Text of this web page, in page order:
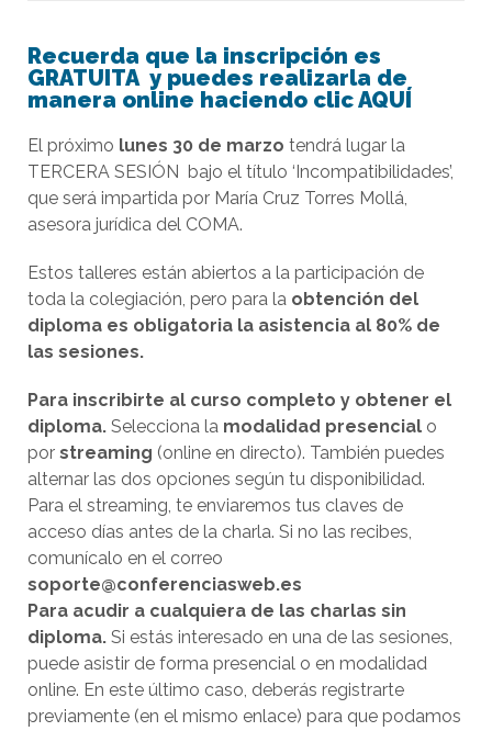
Recuerda que la inscripción es
GRATUITA y puedes realizarla de
manera online haciendo clic AQUÍ
El próximo lunes 30 de marzo tendrá lugar la
TERCERA SESIÓN bajo el título ‘Incompatibilidades’,
que será impartida por María Cruz Torres Mollá,
asesora jurídica del COMA.
Estos talleres están abiertos a la participación de
toda la colegiación, pero para la obtención del
diploma es obligatoria la asistencia al 80% de
las sesiones.
Para inscribirte al curso completo y obtener el
diploma. Selecciona la modalidad presencial o
por streaming (online en directo). También puedes
alternar las dos opciones según tu disponibilidad.
Para el streaming, te enviaremos tus claves de
acceso días antes de la charla. Si no las recibes,
comunícalo en el correo
soporte@conferenciasweb.es
Para acudir a cualquiera de las charlas sin
diploma. Si estás interesado en una de las sesiones,
puede asistir de forma presencial o en modalidad
online. En este último caso, deberás registrarte
previamente (en el mismo enlace) para que podamos